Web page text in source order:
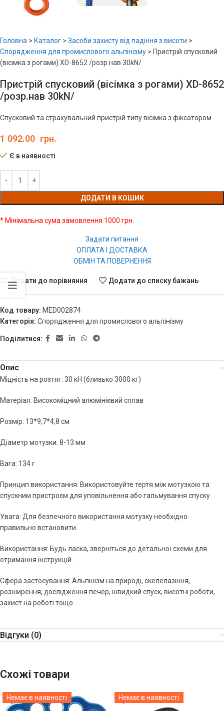
Головна > Каталог > Засоби захисту від падіння з висоти >
Спорядження для промислового альпінізму > Пристрій спусковий
(вісімка з рогами) XD-8652 /розр.нав 30kN/
Пристрій спусковий (вісімка з рогами) XD-8652
/розр.нав 30kN/
Спусковий та страхувальний пристрій типу вiсiмка з фіксатором
1 092.00 грн.
Є в наявності
ДОДАТИ В КОШИК
* Мінімальна сума замовлення 1000 грн.
Задати питання
ОПЛАТА І ДОСТАВКА
ОБМІН ТА ПОВЕРНЕННЯ
Додати до порівняння Додати до списку бажань
Код товару: MED002874
Категорія: Спорядження для промислового альпінізму
Поділитися:
Опис
Міцність на розтяг: 30 кН (близько 3000 кг)
Матеріал: Високоміцний алюмінієвий сплав
Розмір: 13*9,7*4,8 см
Діаметр мотузки: 8-13 мм
Вага: 134 г
Принцип використання: Використовуйте тертя між мотузкою та
спускним пристроєм для уповільнення або гальмування спуску.
Увага: Для безпечного використання мотузку необхідно
правильно встановити.
Використання: Будь ласка, зверніться до детальної схеми для
отримання інструкцій.
Сфера застосування: Альпінізм на природі, скелелазіння,
розширення, дослідження печер, швидкий спуск, висотні роботи,
захист на роботі тощо.
Відгуки (0)
Схожі товари
Немає в наявності Немає в наявності